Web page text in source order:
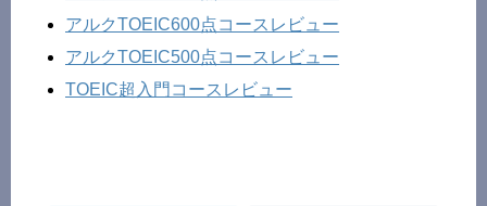
アルクTOEIC600点コースレビュー
アルクTOEIC500点コースレビュー
TOEIC超入門コースレビュー